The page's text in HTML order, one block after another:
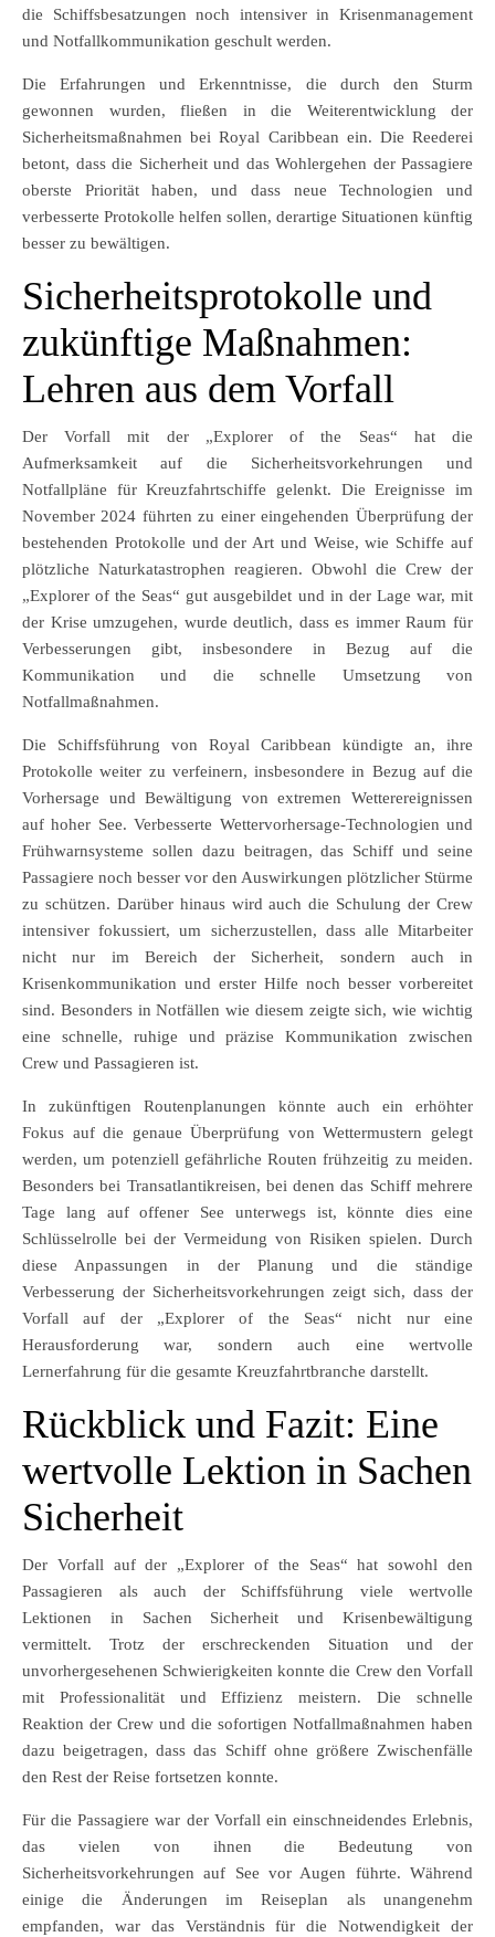
die Schiffsbesatzungen noch intensiver in Krisenmanagement
und Notfallkommunikation geschult werden.
Die Erfahrungen und Erkenntnisse, die durch den Sturm
gewonnen wurden, fließen in die Weiterentwicklung der
Sicherheitsmaßnahmen bei Royal Caribbean ein. Die Reederei
betont, dass die Sicherheit und das Wohlergehen der Passagiere
oberste Priorität haben, und dass neue Technologien und
verbesserte Protokolle helfen sollen, derartige Situationen künftig
besser zu bewältigen.
Sicherheitsprotokolle und
zukünftige Maßnahmen:
Lehren aus dem Vorfall
Der Vorfall mit der „Explorer of the Seas“ hat die
Aufmerksamkeit auf die Sicherheitsvorkehrungen und
Notfallpläne für Kreuzfahrtschiffe gelenkt. Die Ereignisse im
November 2024 führten zu einer eingehenden Überprüfung der
bestehenden Protokolle und der Art und Weise, wie Schiffe auf
plötzliche Naturkatastrophen reagieren. Obwohl die Crew der
„Explorer of the Seas“ gut ausgebildet und in der Lage war, mit
der Krise umzugehen, wurde deutlich, dass es immer Raum für
Verbesserungen gibt, insbesondere in Bezug auf die
Kommunikation und die schnelle Umsetzung von
Notfallmaßnahmen.
Die Schiffsführung von Royal Caribbean kündigte an, ihre
Protokolle weiter zu verfeinern, insbesondere in Bezug auf die
Vorhersage und Bewältigung von extremen Wetterereignissen
auf hoher See. Verbesserte Wettervorhersage-Technologien und
Frühwarnsysteme sollen dazu beitragen, das Schiff und seine
Passagiere noch besser vor den Auswirkungen plötzlicher Stürme
zu schützen. Darüber hinaus wird auch die Schulung der Crew
intensiver fokussiert, um sicherzustellen, dass alle Mitarbeiter
nicht nur im Bereich der Sicherheit, sondern auch in
Krisenkommunikation und erster Hilfe noch besser vorbereitet
sind. Besonders in Notfällen wie diesem zeigte sich, wie wichtig
eine schnelle, ruhige und präzise Kommunikation zwischen
Crew und Passagieren ist.
In zukünftigen Routenplanungen könnte auch ein erhöhter
Fokus auf die genaue Überprüfung von Wettermustern gelegt
werden, um potenziell gefährliche Routen frühzeitig zu meiden.
Besonders bei Transatlantikreisen, bei denen das Schiff mehrere
Tage lang auf offener See unterwegs ist, könnte dies eine
Schlüsselrolle bei der Vermeidung von Risiken spielen. Durch
diese Anpassungen in der Planung und die ständige
Verbesserung der Sicherheitsvorkehrungen zeigt sich, dass der
Vorfall auf der „Explorer of the Seas“ nicht nur eine
Herausforderung war, sondern auch eine wertvolle
Lernerfahrung für die gesamte Kreuzfahrtbranche darstellt.
Rückblick und Fazit: Eine
wertvolle Lektion in Sachen
Sicherheit
Der Vorfall auf der „Explorer of the Seas“ hat sowohl den
Passagieren als auch der Schiffsführung viele wertvolle
Lektionen in Sachen Sicherheit und Krisenbewältigung
vermittelt. Trotz der erschreckenden Situation und der
unvorhergesehenen Schwierigkeiten konnte die Crew den Vorfall
mit Professionalität und Effizienz meistern. Die schnelle
Reaktion der Crew und die sofortigen Notfallmaßnahmen haben
dazu beigetragen, dass das Schiff ohne größere Zwischenfälle
den Rest der Reise fortsetzen konnte.
Für die Passagiere war der Vorfall ein einschneidendes Erlebnis,
das vielen von ihnen die Bedeutung von
Sicherheitsvorkehrungen auf See vor Augen führte. Während
einige die Änderungen im Reiseplan als unangenehm
empfanden, war das Verständnis für die Notwendigkeit der